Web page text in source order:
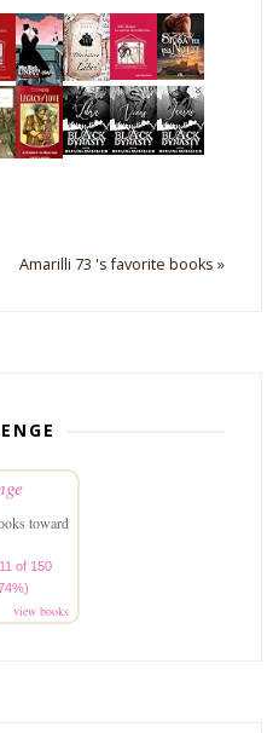
Amarilli 73 's favorite books »
toward
of 150
view books